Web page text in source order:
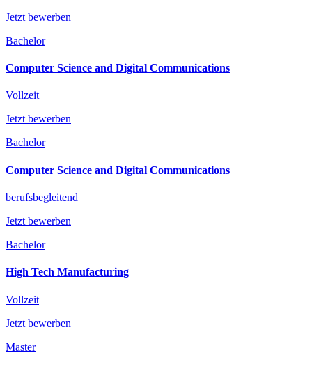
Jetzt bewerben
Bachelor
Computer Science and Digital Communications
Vollzeit
Jetzt bewerben
Bachelor
Computer Science and Digital Communications
berufsbegleitend
Jetzt bewerben
Bachelor
High Tech Manufacturing
Vollzeit
Jetzt bewerben
Master